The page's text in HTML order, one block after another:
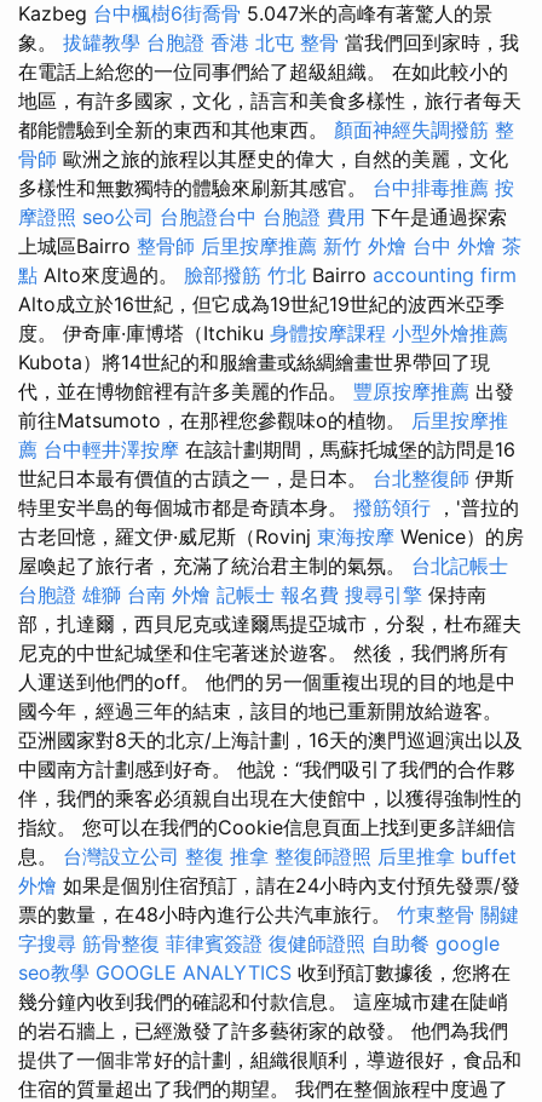
Kazbeg 台中楓樹6街喬骨 5.047米的高峰有著驚人的景
象。 拔罐教學 台胞證 香港 北屯 整骨 當我們回到家時，我
在電話上給您的一位同事們給了超級組織。 在如此較小的
地區，有許多國家，文化，語言和美食多樣性，旅行者每天
都能體驗到全新的東西和其他東西。 顏面神經失調撥筋 整
骨師 歐洲之旅的旅程以其歷史的偉大，自然的美麗，文化
多樣性和無數獨特的體驗來刷新其感官。 台中排毒推薦 按
摩證照 seo公司 台胞證台中 台胞證 費用 下午是通過探索
上城區Bairro 整骨師 后里按摩推薦 新竹 外燴 台中 外燴 茶
點 Alto來度過的。 臉部撥筋 竹北 Bairro accounting firm
Alto成立於16世紀，但它成為19世紀19世紀的波西米亞季
度。 伊奇庫·庫博塔（Itchiku 身體按摩課程 小型外燴推薦
Kubota）將14世紀的和服繪畫或絲綢繪畫世界帶回了現
代，並在博物館裡有許多美麗的作品。 豐原按摩推薦 出發
前往Matsumoto，在那裡您參觀味o的植物。 后里按摩推
薦 台中輕井澤按摩 在該計劃期間，馬蘇托城堡的訪問是16
世紀日本最有價值的古蹟之一，是日本。 台北整復師 伊斯
特里安半島的每個城市都是奇蹟本身。 撥筋領行 ，'普拉的
古老回憶，羅文伊·威尼斯（Rovinj 東海按摩 Wenice）的房
屋喚起了旅行者，充滿了統治君主制的氣氛。 台北記帳士
台胞證 雄獅 台南 外燴 記帳士 報名費 搜尋引擎 保持南
部，扎達爾，西貝尼克或達爾馬提亞城市，分裂，杜布羅夫
尼克的中世紀城堡和住宅著迷於遊客。 然後，我們將所有
人運送到他們的off。 他們的另一個重複出現的目的地是中
國今年，經過三年的結束，該目的地已重新開放給遊客。
亞洲國家對8天的北京/上海計劃，16天的澳門巡迴演出以及
中國南方計劃感到好奇。 他說：“我們吸引了我們的合作夥
伴，我們的乘客必須親自出現在大使館中，以獲得強制性的
指紋。 您可以在我們的Cookie信息頁面上找到更多詳細信
息。 台灣設立公司 整復 推拿 整復師證照 后里推拿 buffet
外燴 如果是個別住宿預訂，請在24小時內支付預先發票/發
票的數量，在48小時內進行公共汽車旅行。 竹東整骨 關鍵
字搜尋 筋骨整復 菲律賓簽證 復健師證照 自助餐 google
seo教學 GOOGLE ANALYTICS 收到預訂數據後，您將在
幾分鐘內收到我們的確認和付款信息。 這座城市建在陡峭
的岩石牆上，已經激發了許多藝術家的啟發。 他們為我們
提供了一個非常好的計劃，組織很順利，導遊很好，食品和
住宿的質量超出了我們的期望。 我們在整個旅程中度過了